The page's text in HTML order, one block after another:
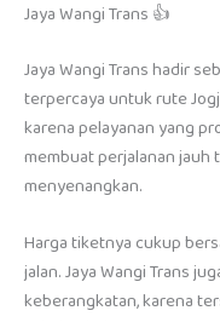
Jaya Wangi Trans 👍
Jaya Wangi Trans hadir
terpercaya untuk rute
karena pelayanan yang
membuat perjalanan jauh
menyenangkan.
Harga tiketnya cukup
jalan. Jaya Wangi Trans
keberangkatan, karena